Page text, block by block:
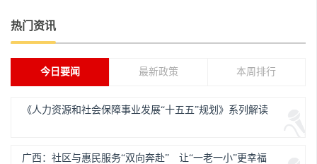
热门资讯
今日要闻 最新政策 本周排行
《人力资源和社会保障事业发展“十五五”规划》系列解读
广西：社区与惠民服务“双向奔赴” 让“一老一小”更幸福